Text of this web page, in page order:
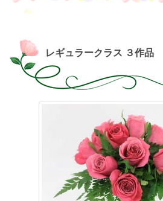
レギュラークラス ３作品